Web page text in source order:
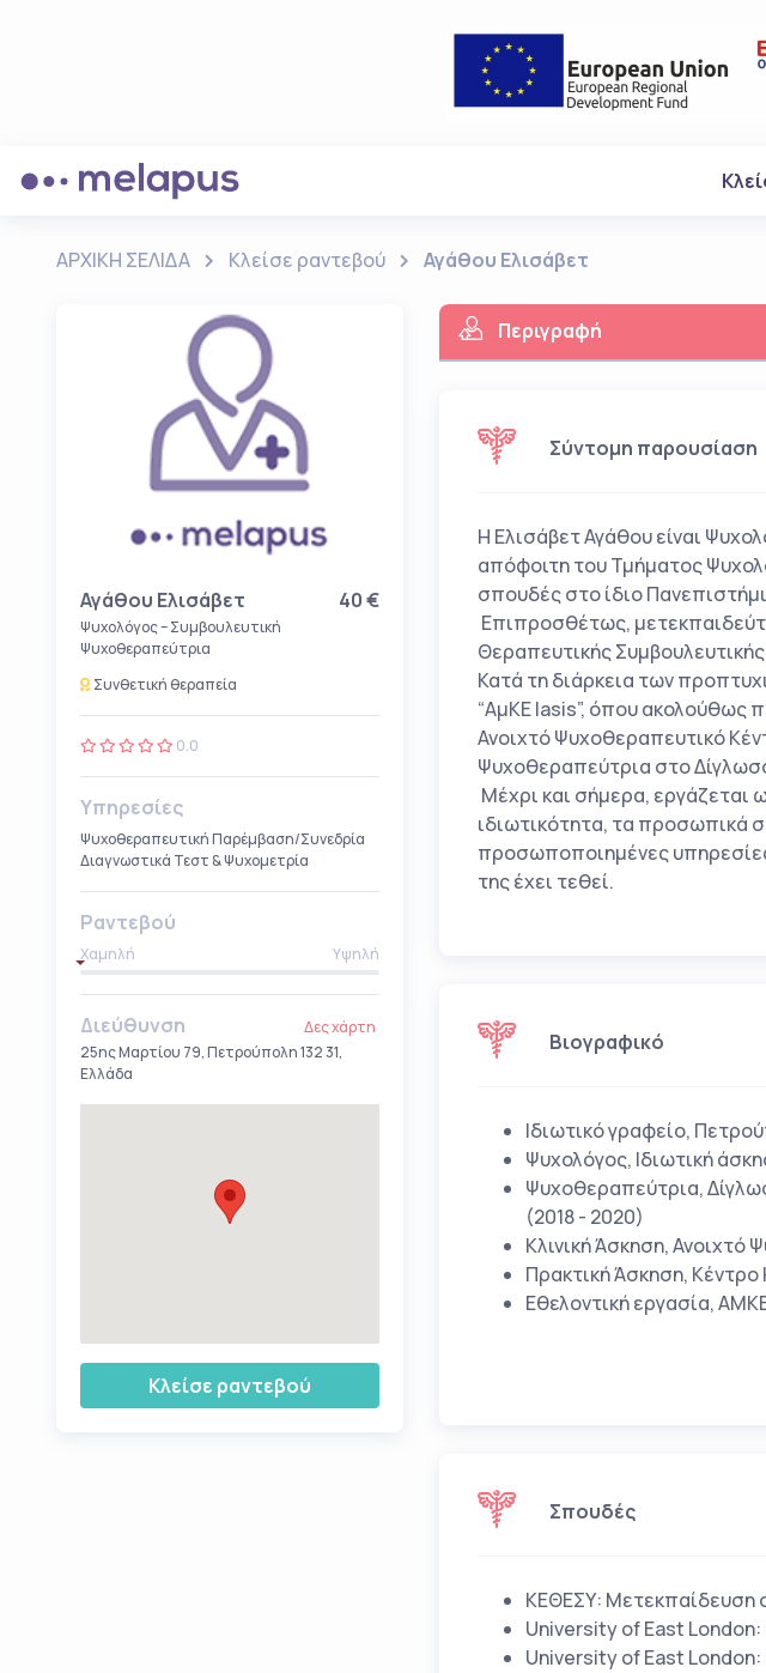
ΑΡΧΙΚΗ ΣΕΛΙΔΑ Κλείσε ραντεβού Αγάθου Ελισάβετ
Αγάθου Ελισάβετ 40 €
Ψυχολόγος – Συμβουλευτική
Ψυχοθεραπεύτρια
Συνθετική θεραπεία
0.0
Υπηρεσίες
Ψυχοθεραπευτική Παρέμβαση/Συνεδρία
Διαγνωστικά Τεστ & Ψυχομετρία
Ραντεβού
Χαμηλή Υψηλή
Διεύθυνση
Δες χάρτη
25ης Μαρτίου 79, Πετρούπολη 132 31,
Ελλάδα
Κλείσε ραντεβού
Περιγραφή
Σύντομη παρουσίαση
Η Ελισάβετ Αγάθου είναι
απόφοιτη του Τμήματος
σπουδές στο ίδιο
Επιπροσθέτως,
Θεραπευτικής
Κατά τη διάρκεια των
“ΑμΚΕ Iasis”, όπου ακολούθως
Ανοιχτό Ψυχοθεραπευτικό
Ψυχοθεραπεύτρια στο
Μέχρι και σήμερα, εργάζεται
ιδιωτικότητα, τα προσωπικά
προσωποποιημένες
της έχει τεθεί.
Βιογραφικό
Ιδιωτικό γραφείο,
Ψυχολόγος, Ιδιωτική
Ψυχοθεραπεύτρια,
(2018 - 2020)
Κλινική Άσκηση, Ανοιχτό
Πρακτική Άσκηση,
Εθελοντική εργασία,
Σπουδές
ΚΕΘΕΣΥ: Μετεκπαίδευση
University of East
University of East London: